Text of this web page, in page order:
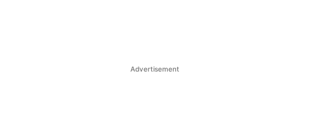
Advertisement